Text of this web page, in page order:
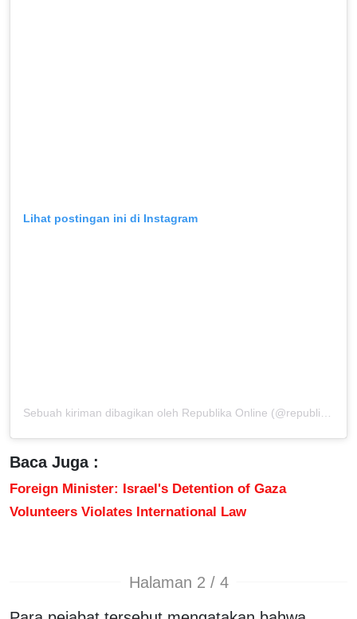
Lihat postingan ini di Instagram
Sebuah kiriman dibagikan oleh Republika Online (@republikaonline)
Baca Juga :
Foreign Minister: Israel's Detention of Gaza
Volunteers Violates International Law
Halaman 2 / 4